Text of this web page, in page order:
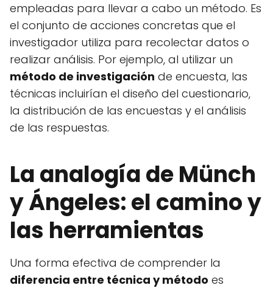
empleadas para llevar a cabo un método. Es
el conjunto de acciones concretas que el
investigador utiliza para recolectar datos o
realizar análisis. Por ejemplo, al utilizar un
método de investigación de encuesta, las
técnicas incluirían el diseño del cuestionario,
la distribución de las encuestas y el análisis
de las respuestas.
La analogía de Münch
y Ángeles: el camino y
las herramientas
Una forma efectiva de comprender la
diferencia entre técnica y método es